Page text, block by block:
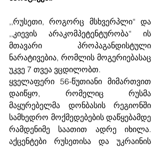
,,რუსეთი, როგორც მსხვერპლი“ და
,,კიევის არაკომპეტენტურობა“ ის
მთავარი პროპაგანდისტული
ნარატივებია, რომლის მოგერიებასაც
უკვე 7 თვეა ვცდილობთ.
ყველაფერი 56-წუთიანი მიმართვით
დაიწყო, რომელიც რუსმა
მაყურებელმა დონბასის რეგიონში
სამხედრო მოქმედებების დაწყებამდე
რამდენიმე საათით ადრე იხილა.
აქცენტები რუსეთისა და უკრაინის